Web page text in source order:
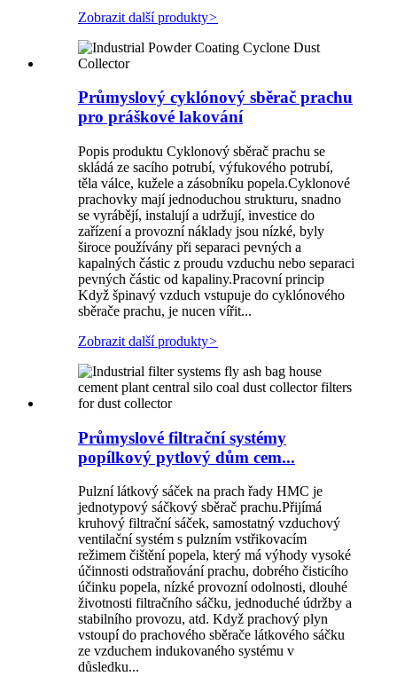
Zobrazit další produkty>
Průmyslový cyklónový sběrač prachu
pro práškové lakování
Popis produktu Cyklonový sběrač prachu se
skládá ze sacího potrubí, výfukového potrubí,
těla válce, kužele a zásobníku popela.Cyklonové
prachovky mají jednoduchou strukturu, snadno
se vyrábějí, instalují a udržují, investice do
zařízení a provozní náklady jsou nízké, byly
široce používány při separaci pevných a
kapalných částic z proudu vzduchu nebo separaci
pevných částic od kapaliny.Pracovní princip
Když špinavý vzduch vstupuje do cyklónového
sběrače prachu, je nucen vířit...
Zobrazit další produkty>
Průmyslové filtrační systémy
popílkový pytlový dům cem...
Pulzní látkový sáček na prach řady HMC je
jednotypový sáčkový sběrač prachu.Přijímá
kruhový filtrační sáček, samostatný vzduchový
ventilační systém s pulzním vstřikovacím
režimem čištění popela, který má výhody vysoké
účinnosti odstraňování prachu, dobrého čisticího
účinku popela, nízké provozní odolnosti, dlouhé
životnosti filtračního sáčku, jednoduché údržby a
stabilního provozu, atd. Když prachový plyn
vstoupí do prachového sběrače látkového sáčku
ze vzduchem indukovaného systému v
důsledku...